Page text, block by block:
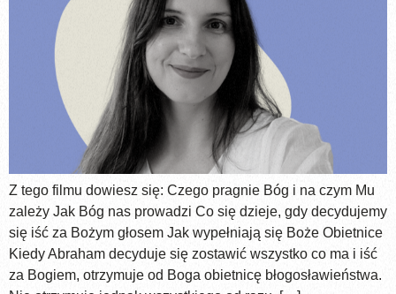
Z tego filmu dowiesz się: Czego pragnie Bóg i na czym Mu
zależy Jak Bóg nas prowadzi Co się dzieje, gdy decydujemy
się iść za Bożym głosem Jak wypełniają się Boże Obietnice
Kiedy Abraham decyduje się zostawić wszystko co ma i iść
za Bogiem, otrzymuje od Boga obietnicę błogosławieństwa.